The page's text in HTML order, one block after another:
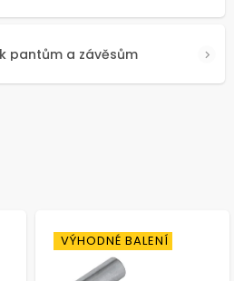
pantům a závěsům
VÝHODNÉ BALENÍ